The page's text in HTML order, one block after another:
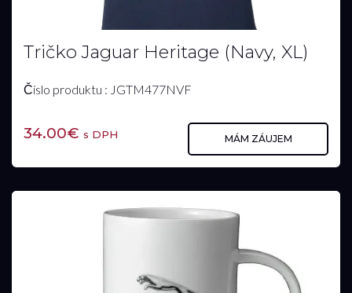
Tričko Jaguar Heritage (Navy, XL)
Číslo produktu : JGTM477NVF
34.00€ s DPH MÁM ZÁUJEM